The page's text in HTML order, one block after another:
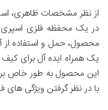
در یک محفظه فلزی
محصول، حمل و استفاده از
یک همراه ایده آل برای
این محصول به طور خاص
با در نظر گرفتن ویژگی های